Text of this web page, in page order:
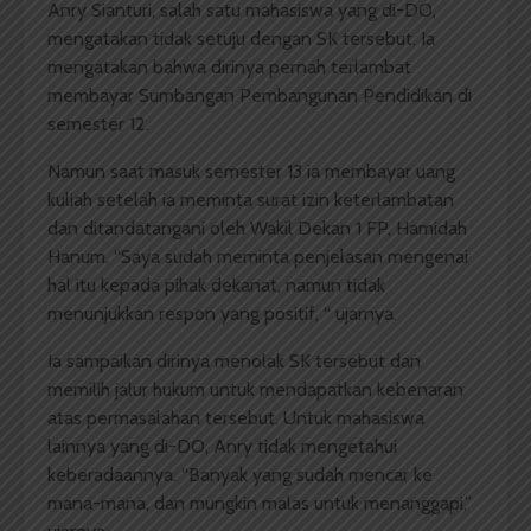
Anry Sianturi, salah satu mahasiswa yang di-DO,
mengatakan tidak setuju dengan SK tersebut. Ia
mengatakan bahwa dirinya pernah terlambat
membayar Sumbangan Pembangunan Pendidikan di
semester 12.
Namun saat masuk semester 13 ia membayar uang
kuliah setelah ia meminta surat izin keterlambatan
dan ditandatangani oleh Wakil Dekan 1 FP, Hamidah
Hanum. “Saya sudah meminta penjelasan mengenai
hal itu kepada pihak dekanat, namun tidak
menunjukkan respon yang positif, “ ujarnya.
Ia sampaikan dirinya menolak SK tersebut dan
memilih jalur hukum untuk mendapatkan kebenaran
atas permasalahan tersebut. Untuk mahasiswa
lainnya yang di-DO, Anry tidak mengetahui
keberadaannya. “Banyak yang sudah mencar ke
mana-mana, dan mungkin malas untuk menanggapi,”